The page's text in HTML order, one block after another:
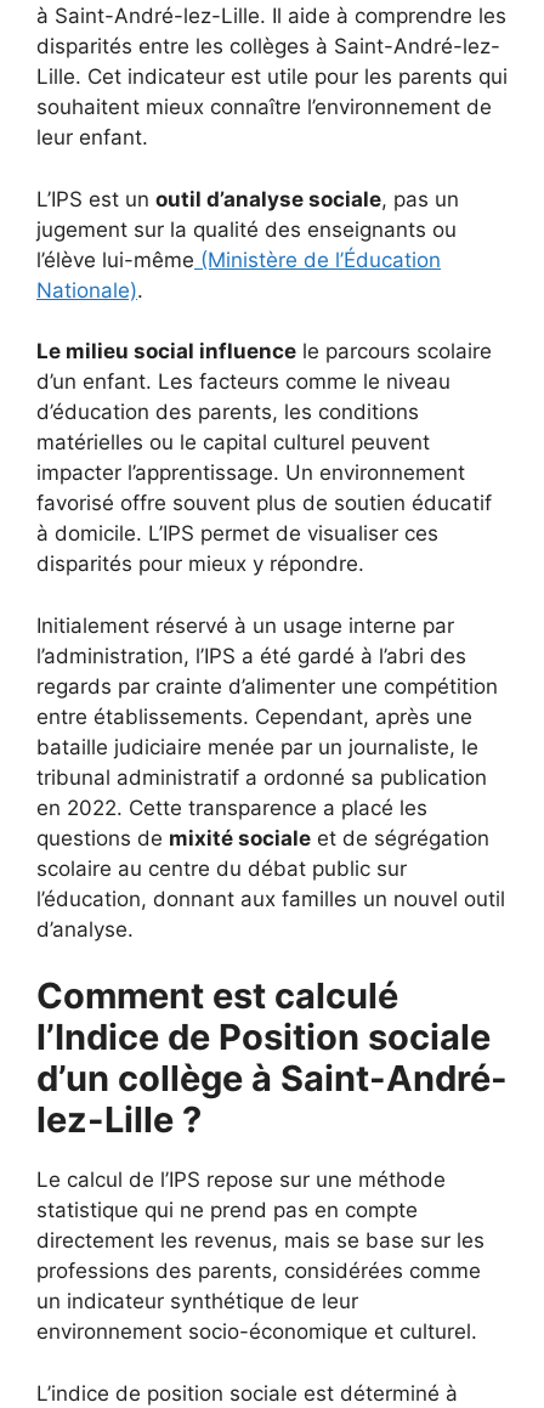
à Saint-André-lez-Lille. Il aide à comprendre les
disparités entre les collèges à Saint-André-lez-
Lille. Cet indicateur est utile pour les parents qui
souhaitent mieux connaître l’environnement de
leur enfant.
L’IPS est un outil d’analyse sociale, pas un
jugement sur la qualité des enseignants ou
l’élève lui-même (Ministère de l’Éducation
Nationale).
Le milieu social influence le parcours scolaire
d’un enfant. Les facteurs comme le niveau
d’éducation des parents, les conditions
matérielles ou le capital culturel peuvent
impacter l’apprentissage. Un environnement
favorisé offre souvent plus de soutien éducatif
à domicile. L’IPS permet de visualiser ces
disparités pour mieux y répondre.
Initialement réservé à un usage interne par
l’administration, l’IPS a été gardé à l’abri des
regards par crainte d’alimenter une compétition
entre établissements. Cependant, après une
bataille judiciaire menée par un journaliste, le
tribunal administratif a ordonné sa publication
en 2022. Cette transparence a placé les
questions de mixité sociale et de ségrégation
scolaire au centre du débat public sur
l’éducation, donnant aux familles un nouvel outil
d’analyse.
Comment est calculé
l’Indice de Position sociale
d’un collège à Saint-André-
lez-Lille ?
Le calcul de l’IPS repose sur une méthode
statistique qui ne prend pas en compte
directement les revenus, mais se base sur les
professions des parents, considérées comme
un indicateur synthétique de leur
environnement socio-économique et culturel.
L’indice de position sociale est déterminé à